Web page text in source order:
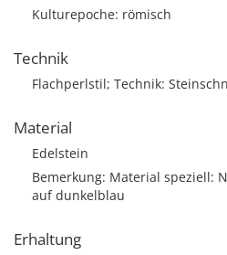
Kulturepoche: römisch
Technik
Flachperlstil; Technik:
Material
Edelstein
Bemerkung: Material speziell:
auf dunkelblau
Erhaltung